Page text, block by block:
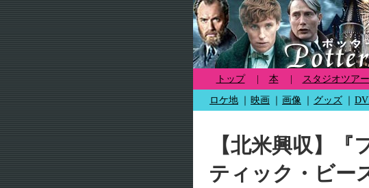
トップ 本 スタジオツア
ロケ地 映画 画像 グッズ
【北米興収】『
ティック・ビー